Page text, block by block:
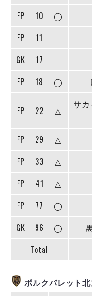
アリーナ情報
過去の記録
ポルセイド浜田
ミラクルスマイル
バルドラール浦安
フウガドールすみ
立川アスレティッ
湘南ベルマーレ
名古屋オーシャン
ボルクバレット北
選手の通算記録（
ヴォスクオーレ仙
リガーレヴィア葛飾
ヴィンセドール白
FP 10 ◯
FP
11
GK
17
FP
18 ◯
FP 22 △
サ
FP 29 △
FP
33 △
FP
41 △
FP
77 ◯
GK
96 ◯
Total
ボルクバレット